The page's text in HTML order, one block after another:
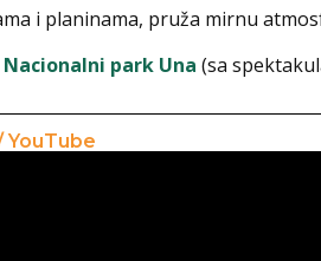
i planinama, pruža mirnu
Nacionalni park Una (sa
YouTube